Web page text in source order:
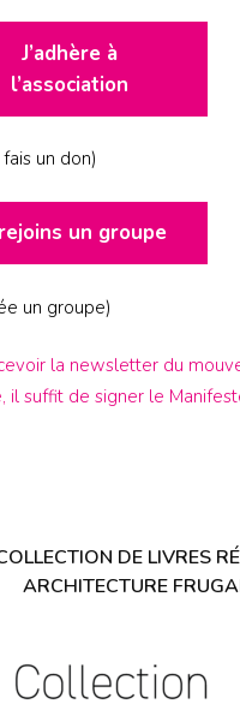
J’adhère à
l’association
un don)
un groupe
un groupe)
la newsletter du
il suffit de signer le
DE LIVRES
ARCHITECTURE